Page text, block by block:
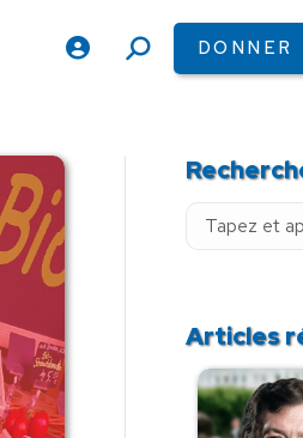
RechercheDONNER
Recherche
Articles